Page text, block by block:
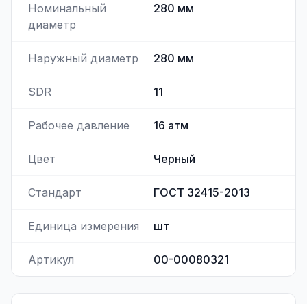
Номинальный
диаметр
280 мм
Наружный диаметр 280 мм
SDR 11
Рабочее давление 16 атм
Цвет Черный
Стандарт ГОСТ 32415-2013
Единица измерения шт
Артикул 00-00080321